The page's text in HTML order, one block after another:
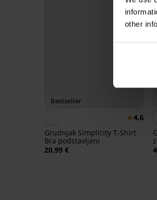
other
Bestseller
4,6
Grudnjak Simplicity T-Shirt
Bra podstavljeni
20,99 €